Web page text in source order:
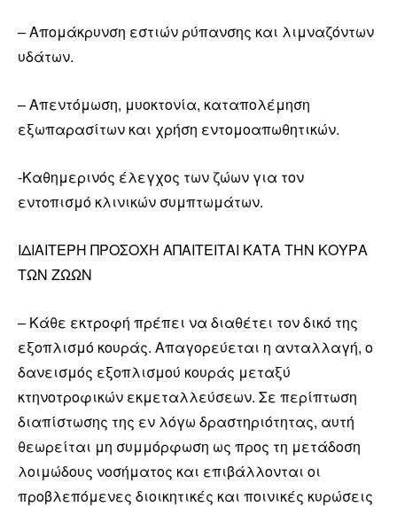
– Απομάκρυνση εστιών ρύπανσης και λιμναζόντων
υδάτων.
– Απεντόμωση, μυοκτονία, καταπολέμηση
εξωπαρασίτων και χρήση εντομοαπωθητικών.
-Καθημερινός έλεγχος των ζώων για τον
εντοπισμό κλινικών συμπτωμάτων.
ΙΔΙΑΙΤΕΡΗ ΠΡΟΣΟΧΗ ΑΠΑΙΤΕΙΤΑΙ ΚΑΤΑ ΤΗΝ ΚΟΥΡΑ
ΤΩΝ ΖΩΩΝ
– Κάθε εκτροφή πρέπει να διαθέτει τον δικό της
εξοπλισμό κουράς. Απαγορεύεται η ανταλλαγή, ο
δανεισμός εξοπλισμού κουράς μεταξύ
κτηνοτροφικών εκμεταλλεύσεων. Σε περίπτωση
διαπίστωσης της εν λόγω δραστηριότητας, αυτή
θεωρείται μη συμμόρφωση ως προς τη μετάδοση
λοιμώδους νοσήματος και επιβάλλονται οι
προβλεπόμενες διοικητικές και ποινικές κυρώσεις